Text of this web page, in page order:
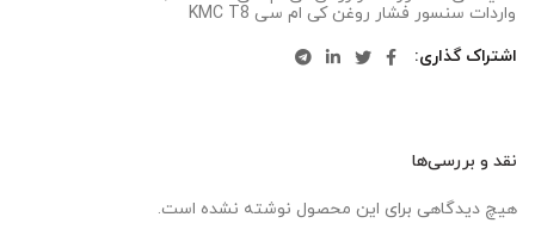
واردات سنسور فشار روغن کی ام سی KMC T8
اشتراک گذاری
نقد و بررسی‌ها
هیچ دیدگاهی برای این محصول نوشته نشده است.